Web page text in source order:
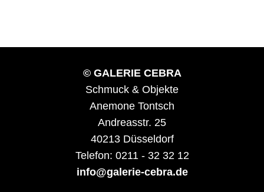
© GALERIE CEBRA
Schmuck & Objekte
Anemone Tontsch
Andreasstr. 25
40213 Düsseldorf
Telefon: 0211 - 32 32 12
info@galerie-cebra.de